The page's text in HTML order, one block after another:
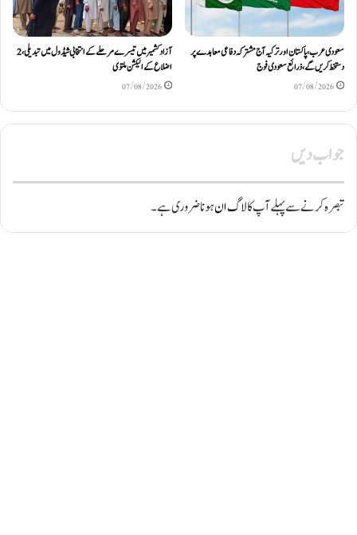
سعودی عرب، پاکستان اور ترکیہ آج مشترکہ دفاعی معاہدے پر
دستخط کریں گے، ذرائع سعودی فوج
07/08/2026
آزادکشمیر میں تیسرے مرحلے کے انتخابی شیڈول میں تبدیلی، 2
اضلاع کے الیکشن ملتوی
07/08/2026
جواب دیں
تبصرہ کرنے سے پہلے آپ کالاگ انہونا ضروری ہے۔